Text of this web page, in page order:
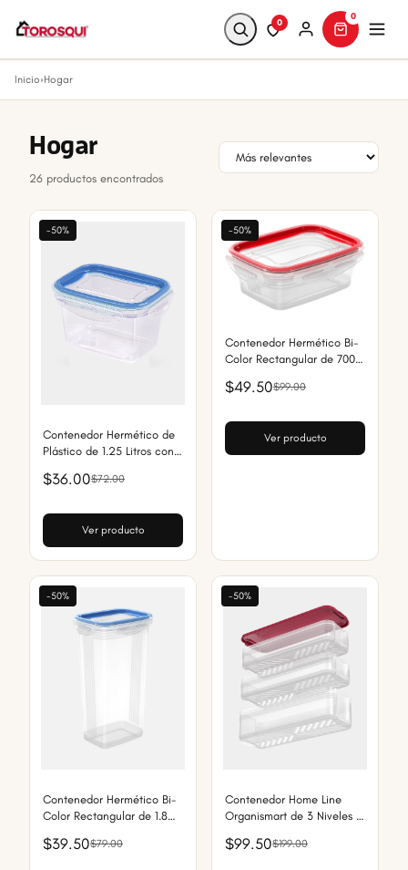
0
0
Inicio›Hogar
Hogar
26 productos encontrados
-50%
Contenedor Hermético de
Plástico de 1.25 Litros con
$36.00$72.00
Ver producto
-50%
Contenedor Hermético Bi-
Color Rectangular de 700
$49.50$99.00
Ver producto
-50%
Contenedor Hermético Bi-
Color Rectangular de 1.8
$39.50$79.00
-50%
Contenedor Home Line
Organismart de 3 Niveles y
$99.50$199.00